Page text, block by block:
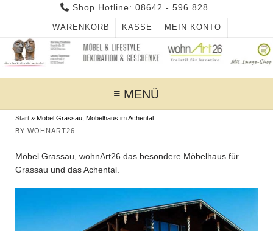
Shop Hotline: 08642 - 596 828
WARENKORB KASSE MEIN KONTO
MENÜ
Start » Möbel Grassau, Möbelhaus im Achental
BY WOHNART26
Möbel Grassau, wohnArt26 das besondere Möbelhaus für
Grassau und dasAchental